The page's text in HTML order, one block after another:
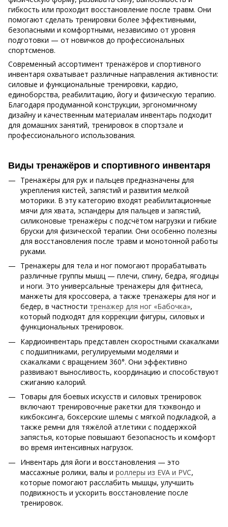
гибкость или проходит восстановление после травм. Они
помогают сделать тренировки более эффективными,
безопасными и комфортными, независимо от уровня
подготовки — от новичков до профессиональных
спортсменов.
Современный ассортимент тренажёров и спортивного
инвентаря охватывает различные направления активности:
силовые и функциональные тренировки, кардио,
единоборства, реабилитацию, йогу и физическую терапию.
Благодаря продуманной конструкции, эргономичному
дизайну и качественным материалам инвентарь подходит
для домашних занятий, тренировок в спортзале и
профессионального использования.
Виды тренажёров и спортивного инвентаря
Тренажёры для рук и пальцев предназначены для
укрепления кистей, запястий и развития мелкой
моторики. В эту категорию входят реабилитационные
мячи для хвата, эспандеры для пальцев и запястий,
силиконовые тренажёры с подсчётом нагрузки и гибкие
бруски для физической терапии. Они особенно полезны
для восстановления после травм и монотонной работы
руками.
Тренажеры для тела и ног помогают прорабатывать
различные группы мышц — плечи, спину, бедра, ягодицы
и ноги. Это универсальные тренажеры для фитнеса,
манжеты для кроссовера, а также тренажеры для ног и
бедер, в частности тренажер для ног «Бабочка»,
который подходят для коррекции фигуры, силовых и
функциональных тренировок.
Кардиоинвентарь представлен скоростными скакалками
с подшипниками, регулируемыми моделями и
скакалками с вращением 360°. Они эффективно
развивают выносливость, координацию и способствуют
сжиганию калорий.
Товары для боевых искусств и силовых тренировок
включают тренировочные ракетки для тхэквондо и
кикбоксинга, боксерские шлемы с мягкой подкладкой, а
также ремни для тяжёлой атлетики с поддержкой
запястья, которые повышают безопасность и комфорт
во время интенсивных нагрузок.
Инвентарь для йоги и восстановления — это
массажные ролики, валы и роллеры из EVA и PVC,
которые помогают расслабить мышцы, улучшить
подвижность и ускорить восстановление после
тренировок.